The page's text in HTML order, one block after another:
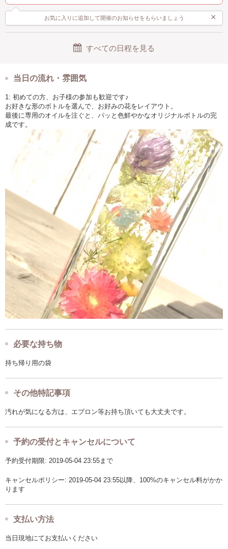
お気に入りに追加して開催のお知らせをもらいましょう ×
すべての日程を見る
当日の流れ・雰囲気
1: 初めての方、お子様の参加も歓迎です♪
お好きな形のボトルを選んで、お好みの花をレイアウト。
最後に専用のオイルを注ぐと、パッと色鮮やかなオリジナルボトルの完
成です。
必要な持ち物
持ち帰り用の袋
その他特記事項
汚れが気になる方は、エプロン等お持ち頂いても大丈夫です。
予約の受付とキャンセルについて
予約受付期限: 2019-05-04 23:55まで
キャンセルポリシー: 2019-05-04 23:55以降、100%のキャンセル料がかか
ります
支払い方法
当日現地にてお支払いください